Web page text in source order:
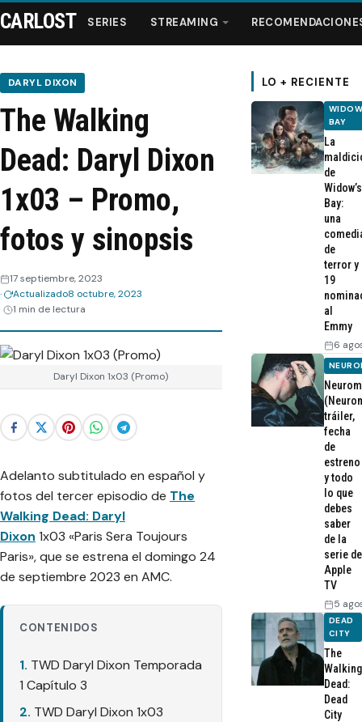
Series
Streaming
Recomendaciones
Webisodios
CARLOST SERIES STREAMING
DARYL DIXON
The Walking
Dead: Daryl Dixon
1x03 – Promo,
fotos y sinopsis
17 septiembre, 2023
Actualizado8 octubre, 2023
1 min de lectura
Daryl Dixon 1x03 (Promo)
Adelanto subtitulado en español y
fotos del tercer episodio de The
Walking Dead: Daryl
Dixon 1x03 «Paris Sera Toujours
Paris», que se estrena el domingo 24
de septiembre 2023 en AMC.
CONTENIDOS
TWD Daryl Dixon Temporada
1 Capítulo 3
TWD Daryl Dixon 1x03
LO + RECIENTE
BAY
La
de
Widow’s
Bay:
una
de
terror y
19
al
Emmy
6
tráiler,
fecha
de
estreno
y todo
lo que
debes
saber
de la
serie de
Apple
TV
5
DEAD
CITY
The
Walking
Dead:
Dead
City